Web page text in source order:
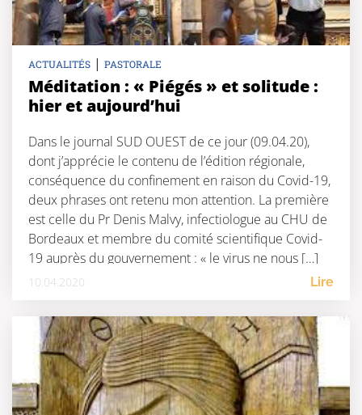
ACTUALITÉS | PASTORALE
Méditation : « Piégés » et solitude :
hier et aujourd’hui
Dans le journal SUD OUEST de ce jour (09.04.20),
dont j’apprécie le contenu de l’édition régionale,
conséquence du confinement en raison du Covid-19,
deux phrases ont retenu mon attention. La première
est celle du Pr Denis Malvy, infectiologue au CHU de
Bordeaux et membre du comité scientifique Covid-
19 auprès du gouvernement : « le virus ne nous […]
10.04.2020 Lire